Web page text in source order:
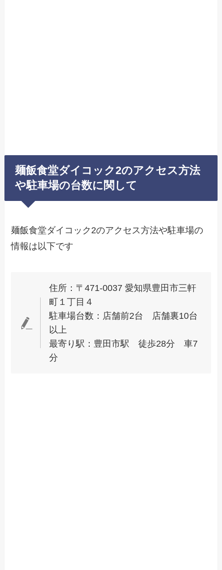
麺飯食堂ダイコック2のアクセス方法
や駐車場の台数に関して
麺飯食堂ダイコック2のアクセス方法や駐車場の
情報は以下です
住所：〒471-0037 愛知県豊田市三軒
町１丁目４
駐車場台数：店舗前2台 店舗裏10台
以上
最寄り駅：豊田市駅 徒歩28分 車7
分